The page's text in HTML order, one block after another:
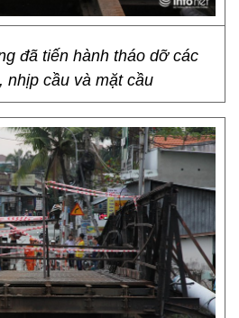
đã tiến hành tháo dỡ các
nhịp cầu và mặt cầu